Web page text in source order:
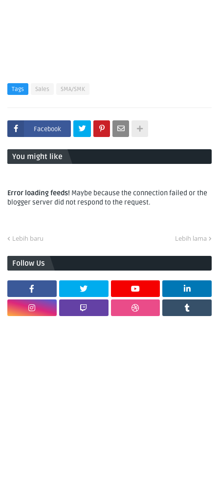
Tags Sales SMA/SMK
Facebook
You might like
Error loading feeds! Maybe because the connection failed or the
blogger server did not respond to the request.
Lebih baru Lebih lama
Follow Us